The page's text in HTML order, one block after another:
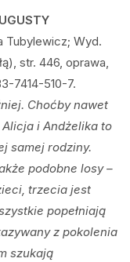
Tubylewicz; Wyd.
str. 446, oprawa,
7414-510-7.
Choćby nawet
i Andżelika to
samej rodziny.
podobne losy –
trzecia jest
popełniają
z pokolenia
szukają